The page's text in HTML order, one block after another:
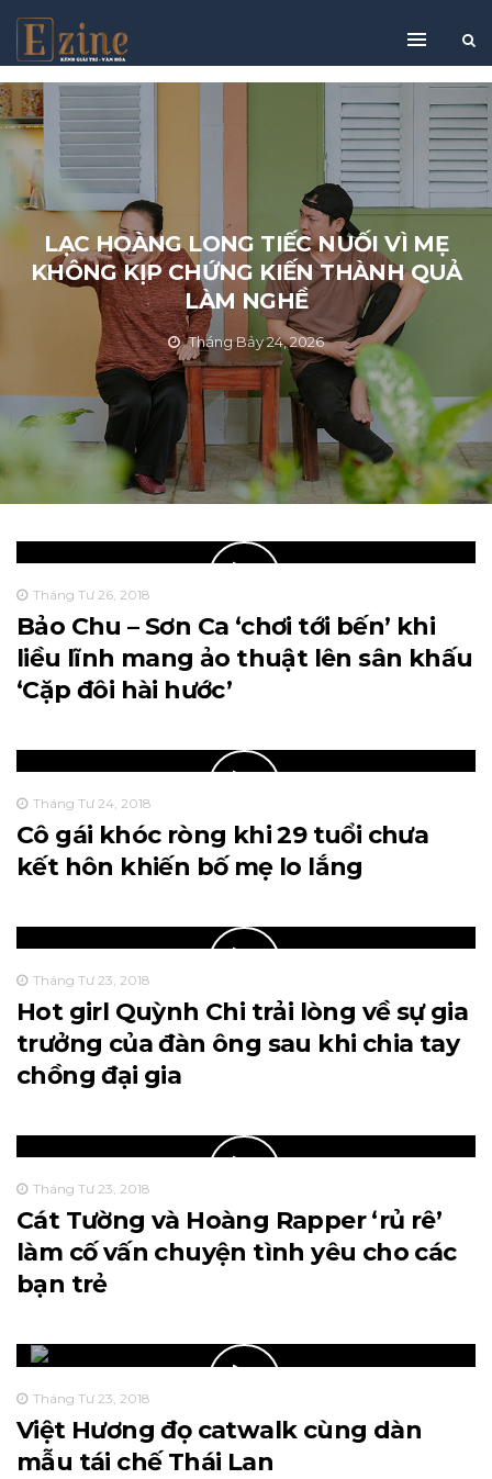
LẠC HOÀNG LONG TIẾC NUỐI VÌ MẸ
KHÔNG KỊP CHỨNG KIẾN THÀNH QUẢ
LÀM NGHỀ
Tháng Bảy 24, 2026
Tháng Tư 26, 2018
Bảo Chu – Sơn Ca ‘chơi tới bến’ khi
liều lĩnh mang ảo thuật lên sân khấu
‘Cặp đôi hài hước’
Tháng Tư 24, 2018
Cô gái khóc ròng khi 29 tuổi chưa
kết hôn khiến bố mẹ lo lắng
Tháng Tư 23, 2018
Hot girl Quỳnh Chi trải lòng về sự gia
trưởng của đàn ông sau khi chia tay
chồng đại gia
Tháng Tư 23, 2018
Cát Tường và Hoàng Rapper ‘rủ rê’
làm cố vấn chuyện tình yêu cho các
bạn trẻ
Tháng Tư 23, 2018
Việt Hương đọ catwalk cùng dàn
mẫu tái chế Thái Lan